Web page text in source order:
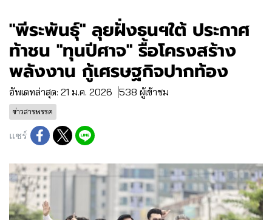
"พีระพันธุ์" ลุยฝั่งธนฯใต้ ประกาศ
ท้าชน "ทุนปีศาจ" รื้อโครงสร้าง
พลังงาน กู้เศรษฐกิจปากท้อง
อัพเดทล่าสุด: 21 ม.ค. 2026 538 ผู้เข้าชม
ข่าวสารพรรค
แชร์